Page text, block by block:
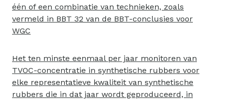
één of een combinatie van technieken, zoals
vermeld in BBT 32 van de BBT-conclusies voor
WGC
Het ten minste eenmaal per jaar monitoren van
TVOC-concentratie in synthetische rubbers voor
elke representatieve kwaliteit van synthetische
rubbers die in dat jaar wordt geproduceerd, in